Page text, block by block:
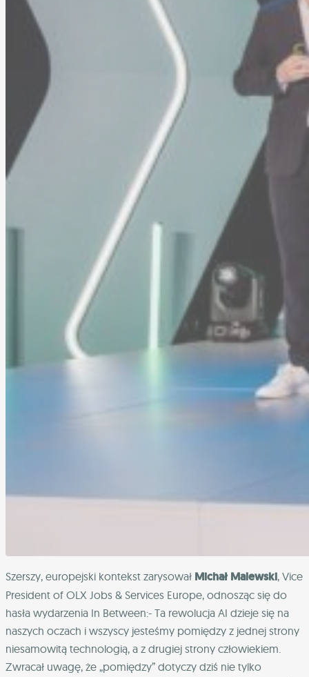
Szerszy, europejski kontekst zarysował Michał Malewski, Vice
President of OLX Jobs & Services Europe, odnosząc się do
hasła wydarzenia In Between:- Ta rewolucja AI dzieje się na
naszych oczach i wszyscy jesteśmy pomiędzy z jednej strony
niesamowitą technologią, a z drugiej strony człowiekiem.
Zwracał uwagę, że „pomiędzy” dotyczy dziś nie tylko